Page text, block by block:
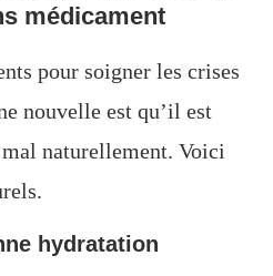
médicament
pour soigner les crises
nouvelle est qu’il est
naturellement. Voici
hydratation